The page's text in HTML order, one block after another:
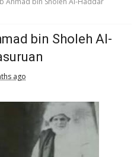
bin Sholeh Al-
ago